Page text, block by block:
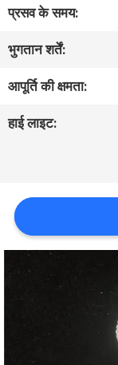
गुणवत्ता
नियंत्रण
हमसे
करें
बोली
प्रसव के समय:
भुगतान शर्तें:
आपूर्ति की क्षमता:
हाई लाइट: